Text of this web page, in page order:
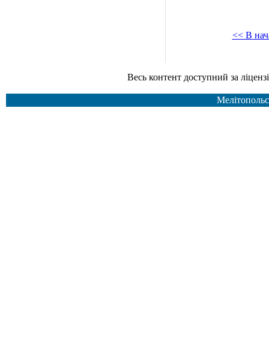
<< В
Весь контент доступний за ліцензією Creative